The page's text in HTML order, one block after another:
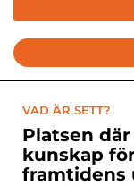
VAD ÄR SETT?
Platsen
kunskap
framtidens